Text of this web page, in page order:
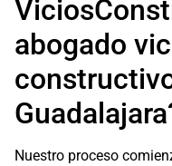
abogado
Nuestro proceso